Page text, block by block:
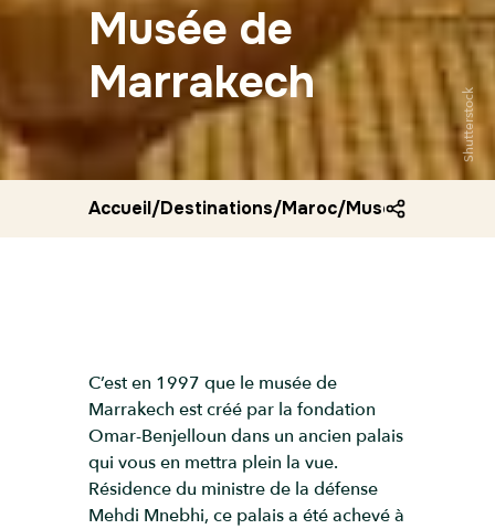
Musée de
Marrakech
Shutterstock
Accueil/Destinations/Maroc/Musee de
C’est en 1997 que le musée de
Marrakech est créé par la fondation
Omar-Benjelloun dans un ancien palais
qui vous en mettra plein la vue.
Résidence du ministre de la défense
Mehdi Mnebhi, ce palais a été achevé à